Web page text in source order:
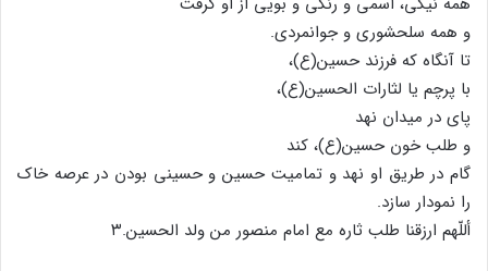
و همه سلحشوری و جوانمردی.
تا آنگاه که فرزند حسین(ع)،
با پرچم یا لثارات الحسین(ع)،
پای در میدان نهد
و طلب خون حسین(ع)، کند
گام در طریق او نهد و تمامیت حسین و حسینی بودن در عرصه خاک
را نمودار سازد.
أللّهم ارزقنا طلب ثاره مع امام منصور من ولد الحسین.۳